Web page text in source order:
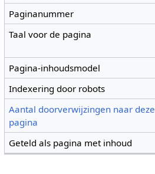
Paginanummer
Taal voor de pagina
Pagina-inhoudsmodel
Indexering door robots
Aantal doorverwijzingen naar deze
pagina
Geteld als pagina met inhoud